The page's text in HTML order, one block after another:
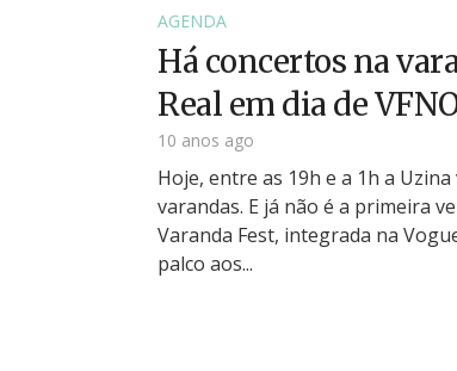
AGENDA
Há concertos na
Real em dia de
10 anos ago
Hoje, entre as 19h e a 1h a
varandas. E já não é a primeira
Varanda Fest, integrada na
palco aos...